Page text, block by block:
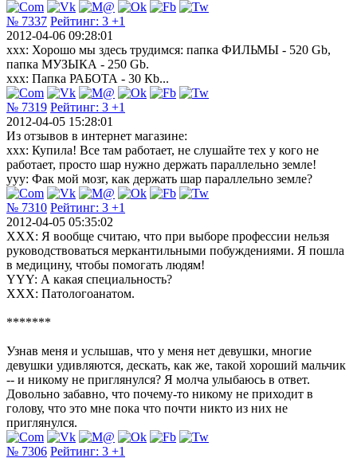
№ 7337 Рейтинг: 3 +1
2012-04-06 09:28:01
xxx: Хорошо мы здесь трудимся: папка ФИЛЬМЫ - 520 Gb,
папка МУЗЫКА - 250 Gb.
xxx: Папка РАБОТА - 30 Кb...
№ 7319 Рейтинг: 3 +1
2012-04-05 15:28:01
Из отзывов в интернет магазине:
xxx: Купила! Все там работает, не слушайте тех у кого не
работает, просто шар нужно держать параллельно земле!
yyy: Фак мой мозг, как держать шар параллельно земле?
№ 7310 Рейтинг: 3 +1
2012-04-05 05:35:02
XXX: Я вообще считаю, что при выборе профессии нельзя
руководствоваться меркантильными побуждениями. Я пошла
в медицину, чтобы помогать людям!
YYY: А какая специальность?
XXX: Патологоанатом.
*******
Узнав меня и услышав, что у меня нет девушки, многие
девушки удивляются, дескать, как же, такой хороший мальчик
-- и никому не приглянулся? Я молча улыбаюсь в ответ.
Довольно забавно, что почему-то никому не приходит в
голову, что это мне пока что почти никто из них не
приглянулся.
№ 7306 Рейтинг: 3 +1